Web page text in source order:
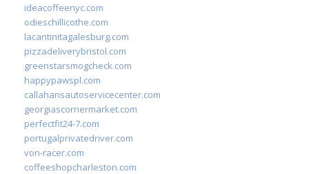
ideacoffeenyc.com
odieschillicothe.com
lacantinitagalesburg.com
pizzadeliverybristol.com
greenstarsmogcheck.com
happypawspl.com
callahansautoservicecenter.com
georgiascornermarket.com
perfectfit24-7.com
portugalprivatedriver.com
von-racer.com
coffeeshopcharleston.com